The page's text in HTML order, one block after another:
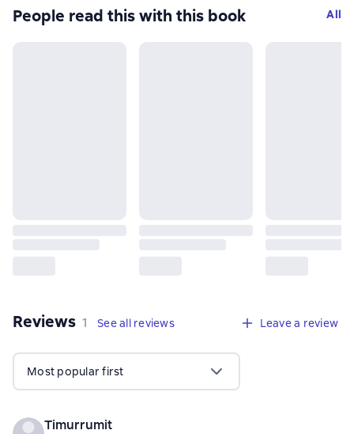
People read this with this book All
Reviews 1 review
1 See all reviews Leave a review
Most popular first
Timurrumit